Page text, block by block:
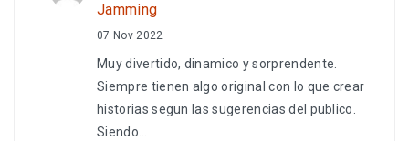
Jamming
07 Nov 2022
Muy divertido, dinamico y sorprendente.
Siempre tienen algo original con lo que crear
historias segun las sugerencias del publico.
Siendo…